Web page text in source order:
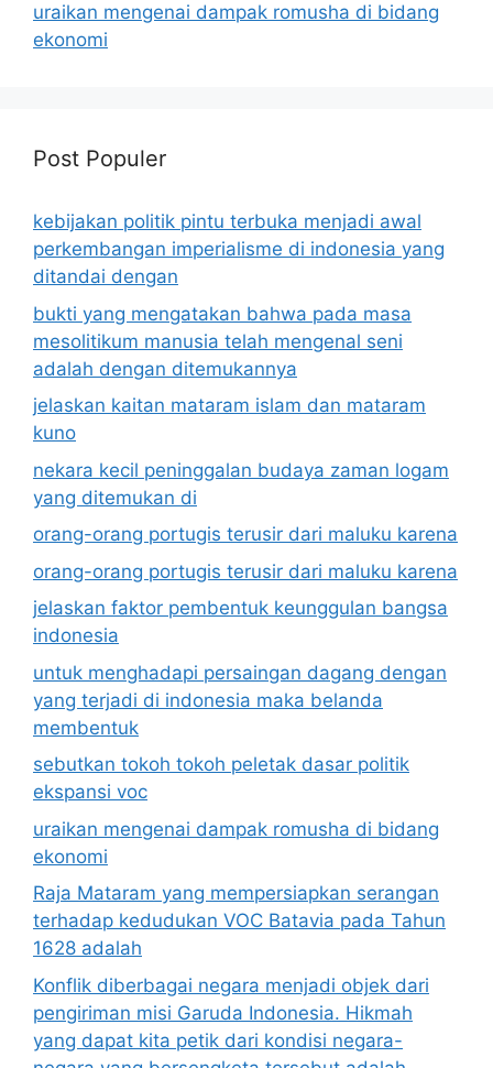
uraikan mengenai dampak romusha di bidang
ekonomi
Post Populer
kebijakan politik pintu terbuka menjadi awal
perkembangan imperialisme di indonesia yang
ditandai dengan
bukti yang mengatakan bahwa pada masa
mesolitikum manusia telah mengenal seni
adalah dengan ditemukannya
jelaskan kaitan mataram islam dan mataram
kuno
nekara kecil peninggalan budaya zaman logam
yang ditemukan di
orang-orang portugis terusir dari maluku karena
orang-orang portugis terusir dari maluku karena
jelaskan faktor pembentuk keunggulan bangsa
indonesia
untuk menghadapi persaingan dagang dengan
yang terjadi di indonesia maka belanda
membentuk
sebutkan tokoh tokoh peletak dasar politik
ekspansi voc
uraikan mengenai dampak romusha di bidang
ekonomi
Raja Mataram yang mempersiapkan serangan
terhadap kedudukan VOC Batavia pada Tahun
1628 adalah
Konflik diberbagai negara menjadi objek dari
pengiriman misi Garuda Indonesia. Hikmah
yang dapat kita petik dari kondisi negara-